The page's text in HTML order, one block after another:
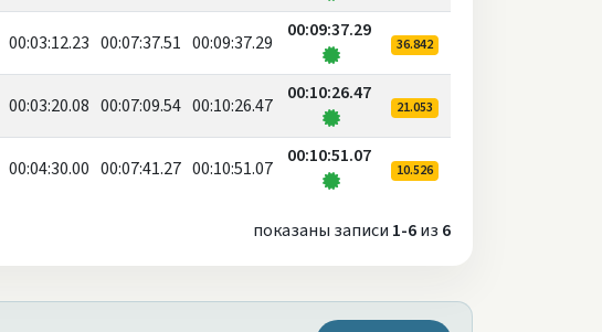
00:03:12.23 00:07:37.51 00:09:37.29
00:09:37.29
36.842
00:03:20.08 00:07:09.54 00:10:26.47
00:10:26.47
21.053
00:04:30.00 00:07:41.27 00:10:51.07
00:10:51.07
10.526
показаны записи 1-6из 6